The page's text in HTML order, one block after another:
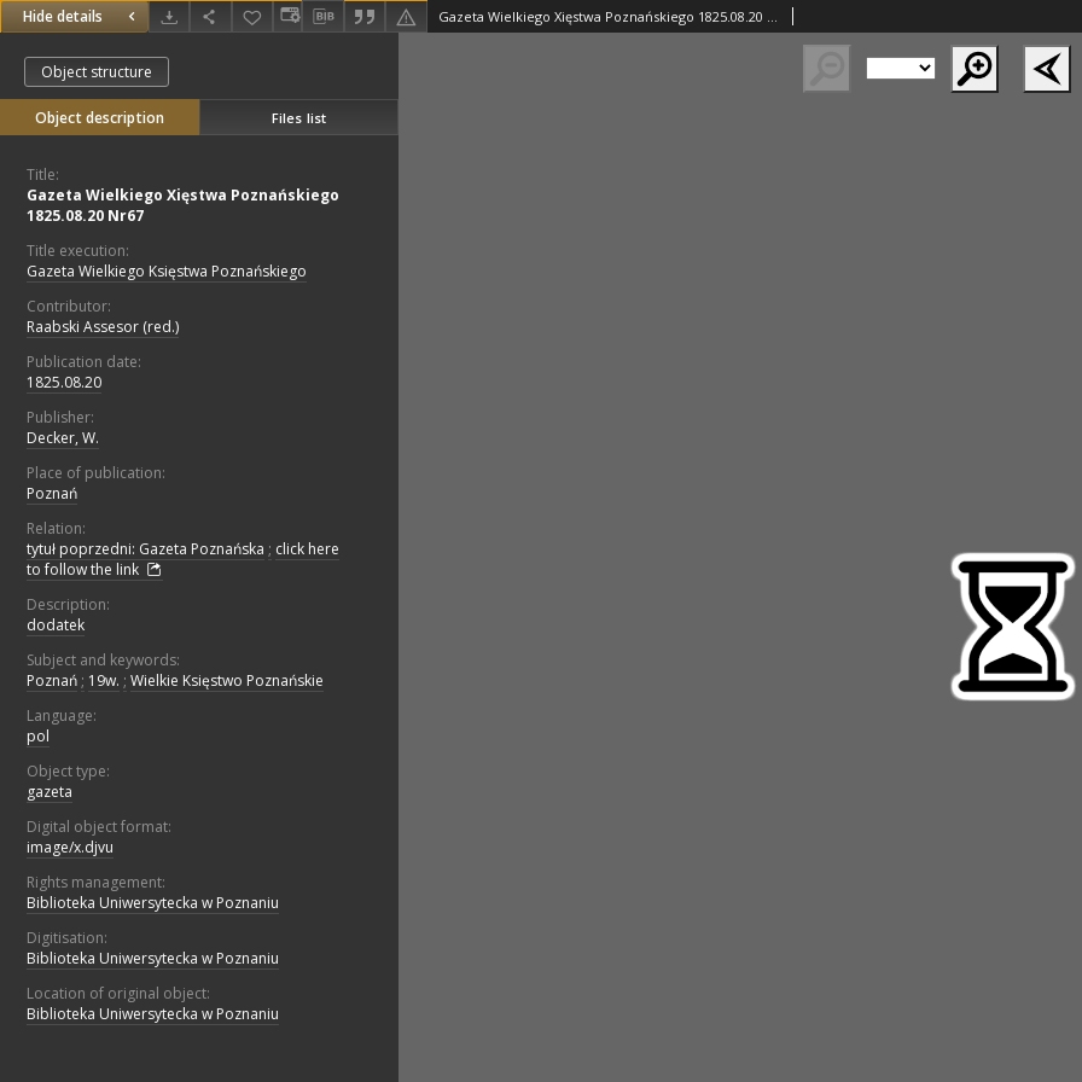
Hide details Gazeta Wielkiego Xięstwa Poznańskiego 1825.08.20 Nr67
Object structure
Object description Files list
Title:
Gazeta Wielkiego Xięstwa Poznańskiego
1825.08.20 Nr67
Title execution:
Gazeta Wielkiego Księstwa Poznańskiego
Contributor:
Raabski Assesor (red.)
Publication date:
1825.08.20
Publisher:
Decker, W.
Place of publication:
Poznań
Relation:
tytuł poprzedni: Gazeta Poznańska ; click here
to follow the link
Description:
dodatek
Subject and keywords:
Poznań ; 19w. ; Wielkie Księstwo Poznańskie
Language:
pol
Object type:
gazeta
Digital object format:
image/x.djvu
Rights management:
Biblioteka Uniwersytecka w Poznaniu
Digitisation:
Biblioteka Uniwersytecka w Poznaniu
Location of original object:
Biblioteka Uniwersytecka w Poznaniu